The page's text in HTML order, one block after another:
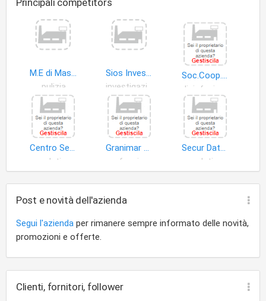
Principali competitors
M.E di Massimiliano Muracchioli
pulizia
Sios Investigazioni Agenzia Investigativa di Lorenzo Baruzzo
Soc.Coop. Apuana Servizi Vari C.A.S.V. a Responsabilita' Limitata
Centro Servizi Paghe S.r.l
dati
Granimar Buba
Secur Data Matic
dati
Post e novità dell'azienda
Segui l'azienda per rimanere sempre informato delle novità,
promozioni e offerte.
Clienti, fornitori, follower